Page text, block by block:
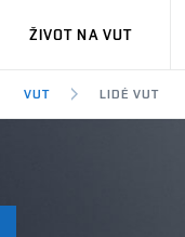
VUT
ŽIVOT NA VUT
VUT LIDÉ VUT